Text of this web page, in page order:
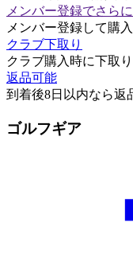
メンバー登録でさら
メンバー登録して購
クラブ下取り
クラブ購入時に下取
返品可能
到着後8日以内なら返
ゴルフギア